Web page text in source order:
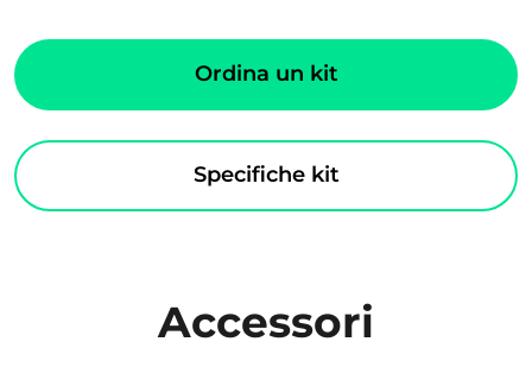
Ordina un kit
Specifiche kit
Accessori